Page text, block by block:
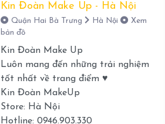
Kin Đoàn Make Up - Hà Nội
Quận Hai Bà Trưng Hà Nội
Xem
bản đồ
Kin Đoàn Make Up
Luôn mang đến những trải nghiệm
tốt nhất về trang điểm ♥️
Kin Đoàn MakeUp
Store: Hà Nội
Hotline: 0946.903.330